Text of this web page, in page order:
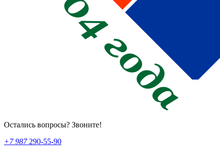
Остались вопросы? Звоните!
+7 987290-55-90